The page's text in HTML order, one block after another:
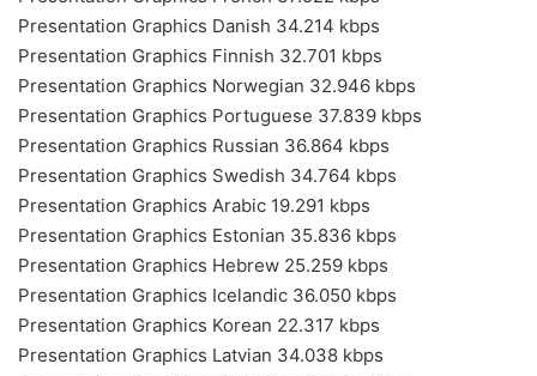
Presentation Graphics Danish 34.214 kbps
Presentation Graphics Finnish 32.701 kbps
Presentation Graphics Norwegian 32.946 kbps
Presentation Graphics Portuguese 37.839 kbps
Presentation Graphics Russian 36.864 kbps
Presentation Graphics Swedish 34.764 kbps
Presentation Graphics Arabic 19.291 kbps
Presentation Graphics Estonian 35.836 kbps
Presentation Graphics Hebrew 25.259 kbps
Presentation Graphics Icelandic 36.050 kbps
Presentation Graphics Korean 22.317 kbps
Presentation Graphics Latvian 34.038 kbps